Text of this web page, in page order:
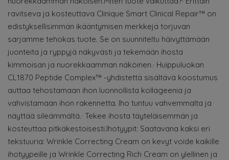
ravitseva ja kosteuttava Clinique Smart Clinical Repair™ on
edistyksellisimmän ikääntymisen merkkejä torjuvan
sarjamme tehokas tuote. Se on suunniteltu häivyttämään
juonteita ja ryppyjä näkyvästi ja tekemään ihosta
kimmoisan ja nuorekkaamman näköinen.· Huippuluokan
CL1870 Peptide Complex™ -yhdistettä sisältävä koostumus
auttaa tehostamaan ihon luonnollista kollageenia ja
vahvistamaan ihon rakennetta. Iho tuntuu vahvemmalta ja
näyttää sileämmältä.· Tekee ihosta täyteläisemmän ja
kosteuttaa pitkäkestoisesti.Ihotyypit: Saatavana kaksi eri
tekstuuria: Wrinkle Correcting Cream on kevyt voide kaikille
ihotyypeille ja Wrinkle Correcting Rich Cream on ylellinen ja